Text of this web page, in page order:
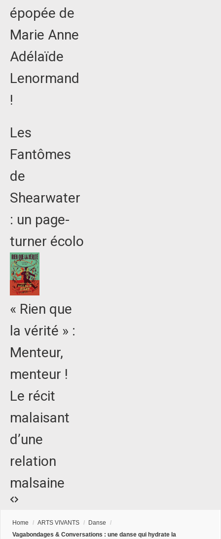
épopée de
Marie Anne
Adélaïde
Lenormand
!
Les
Fantômes
de
Shearwater
: un page-
turner écolo
« Rien que
la vérité » :
Menteur,
menteur !
Le récit
malaisant
d’une
relation
malsaine
Home / ARTS VIVANTS / Danse
/
Vagabondages & Conversations : une danse qui hydrate la